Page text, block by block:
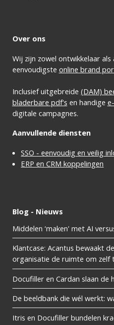
Over ons
Wij zijn zowel ontwikkelaar als
eenvoudigste online brand
Inclusief uitgebreide (DAM)
bladerbare pdf's en handige
digitale campagnes.
Aanvullende diensten
SSO - eenvoudig en veilig
ERP en CRM koppelingen
Blog - Nieuws
Middelen ‘maken' met AI
Klantcase: Acantus bewaakt
organisatie de ruimte om zelf
Docufiller en Cardan slaan de
De beeldbank die wél werkt:
Itris en Docufiller bundelen